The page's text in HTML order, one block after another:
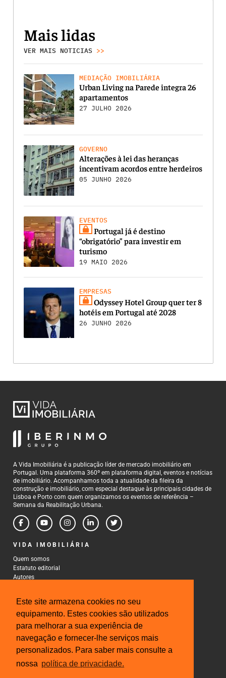
Este site armazena cookies no seu
equipamento. Estes cookies são utilizados
para melhorar a sua experiência de
navegação e fornecer-lhe serviços mais
personalizados. Para saber mais consulte a
nossa política de privacidade.
Mais lidas
VER MAIS NOTICIAS >>
MEDIAÇÃO IMOBILIÁRIA
Urban Living na Parede integra 26
apartamentos
27 JULHO 2026
GOVERNO
Alterações à lei das heranças
incentivam acordos entre herdeiros
05 JUNHO 2026
EVENTOS
Portugal já é destino
“obrigatório” para investir em
turismo
19 MAIO 2026
EMPRESAS
Odyssey Hotel Group quer ter 8
hotéis em Portugal até 2028
26 JUNHO 2026
A Vida Imobiliária é a publicação líder de mercado imobiliário em
Portugal. Uma plataforma 360º em plataforma digital, eventos e notícias
de imobiliário. Acompanhamos toda a atualidade da fileira da
construção e imobiliário, com especial destaque às principais cidades de
Lisboa e Porto com quem organizamos os eventos de referência –
Semana da Reabilitação Urbana.
VIDA IMOBILIÁRIA
Quem somos
Estatuto editorial
Autores
CONTACTOS
Rua Gonçalo Cristovão, 185 - 6º
4000-269 Porto
Tel: 222 085 009
Fax: 222 085 010
Email: gestao@iberinmo.com